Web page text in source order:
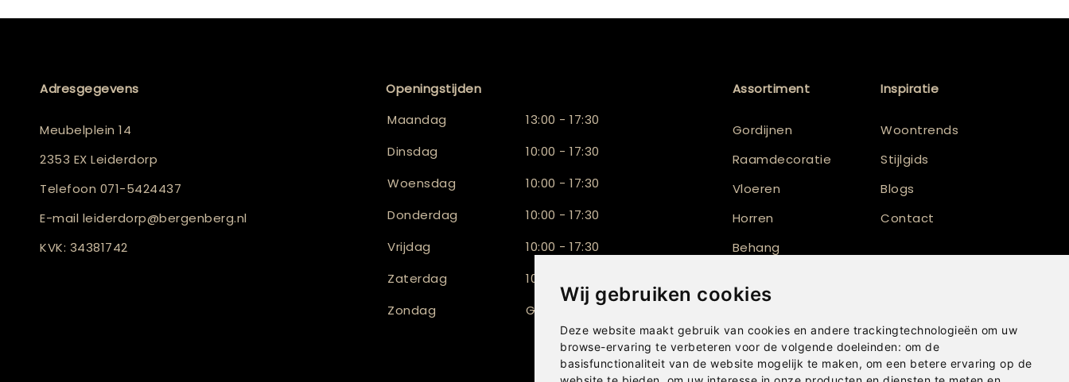
Wij gebruiken cookies
Deze website maakt gebruik van cookies en andere trackingtechnologieën om uw
browse-ervaring te verbeteren voor de volgende doeleinden: om de
basisfunctionaliteit van de website mogelijk te maken, om een betere ervaring op de
Adresgegevens
Meubelplein 14
2353 EX Leiderdorp
Telefoon 071-5424437
E-mail leiderdorp@bergenberg.nl
KVK: 34381742
Openingstijden
Maandag
13:00 - 17:30
Dinsdag
10:00 - 17:30
Woensdag
10:00 - 17:30
Donderdag
10:00 - 17:30
Vrijdag
10:00 - 17:30
Zaterdag
10:00 - 17:00
Zondag
Gesloten
Assortiment
Gordijnen
Raamdecoratie
Vloeren
Horren
Behang
Shutters
Inspiratie
Woontrends
Stijlgids
Blogs
Contact